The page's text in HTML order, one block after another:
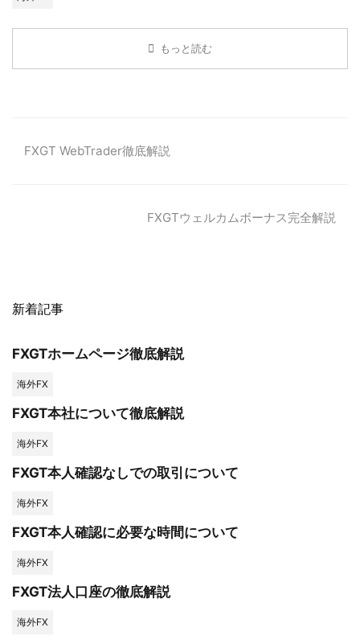
もっと読む
FXGT WebTrader徹底解説
FXGTウェルカムボーナス完全解説
新着記事
FXGTホームページ徹底解説
海外FX
FXGT本社について徹底解説
海外FX
FXGT本人確認なしでの取引について
海外FX
FXGT本人確認に必要な時間について
海外FX
FXGT法人口座の徹底解説
海外FX